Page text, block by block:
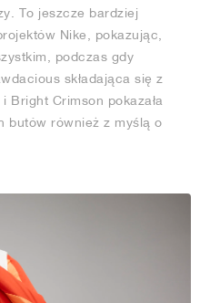
To jeszcze bardziej
Nike, pokazując,
podczas gdy
składająca się z
Bright Crimson pokazała
butów również z myślą o